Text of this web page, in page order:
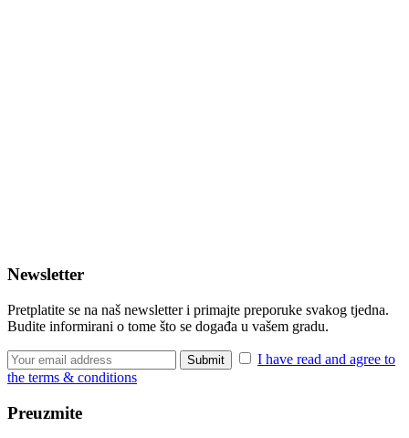
Newsletter
Pretplatite se na naš newsletter i primajte preporuke svakog tjedna.
Budite informirani o tome što se događa u vašem gradu.
I have read and agree to
the terms & conditions
Preuzmite